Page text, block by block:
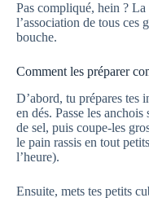
Pas compliqué, hein ?
l’association de tous ces
bouche.
Comment les préparer
D’abord, tu prépares tes
en dés. Passe les
de sel, puis coupe-les
le pain rassis en tout
l’heure).
Ensuite, mets tes petits